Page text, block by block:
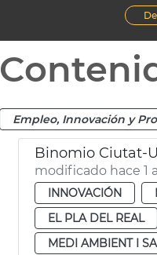
Empleo, Innovación y
Binomio Ciutat-
modificado hace 1
INNOVACIÓN
EL PLA DEL REAL
MEDI AMBIENT I